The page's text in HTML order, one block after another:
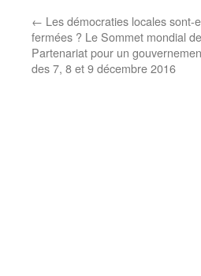
← Les démocraties locales sont-
fermées ? Le Sommet mondial
Partenariat pour un
des 7, 8 et 9 décembre 2016